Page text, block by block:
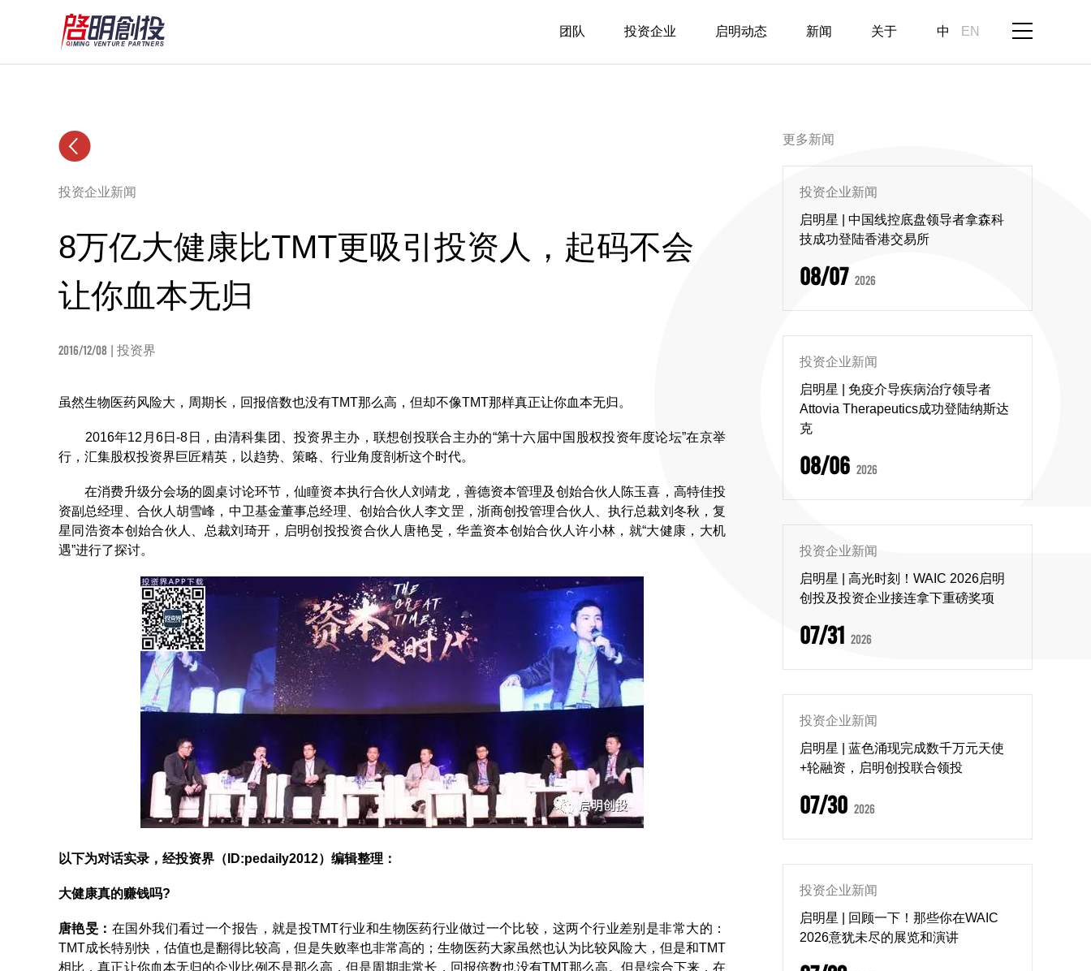
中 EN
团队 投资企业 启明动态 新闻 关于
投资企业新闻
8万亿大健康比TMT更吸引投资人，起码不会
让你血本无归
2016/12/08 | 投资界
虽然生物医药风险大，周期长，回报倍数也没有TMT那么高，但却不像TMT那样真正让你血本无归。
2016年12月6日-8日，由清科集团、投资界主办，联想创投联合主办的“第十六届中国股权投资年度论坛”在京举
行，汇集股权投资界巨匠精英，以趋势、策略、行业角度剖析这个时代。
在消费升级分会场的圆桌讨论环节，仙瞳资本执行合伙人刘靖龙，善德资本管理及创始合伙人陈玉喜，高特佳投
资副总经理、合伙人胡雪峰，中卫基金董事总经理、创始合伙人李文罡，浙商创投管理合伙人、执行总裁刘冬秋，复
星同浩资本创始合伙人、总裁刘琦开，启明创投投资合伙人唐艳旻，华盖资本创始合伙人许小林，就“大健康，大机
遇”进行了探讨。
以下为对话实录，经投资界（ ID:pedaily2012）编辑整理：
大健康真的赚钱吗?
唐艳旻 ： 在国外我们看过一个报告，就是投TMT行业和生物医药行业做过一个比较，这两个行业差别是非常大的：
TMT成长特别快，估值也是翻得比较高，但是失败率也非常高的；生物医药大家虽然也认为比较风险大，但是和TMT
相比，真正让你血本无归的企业比例不是那么高，但是周期非常长，回报倍数也没有TMT那么高。但是综合下来，在
更多新闻
投资企业新闻
启明星 | 中国线控底盘领导者拿森科
技成功登陆香港交易所
08/07 2026
投资企业新闻
启明星 | 免疫介导疾病治疗领导者
Attovia Therapeutics成功登陆纳斯达
克
08/06 2026
投资企业新闻
启明星 | 高光时刻！WAIC 2026启明
创投及投资企业接连拿下重磅奖项
07/31 2026
投资企业新闻
启明星 | 蓝色涌现完成数千万元天使
+轮融资，启明创投联合领投
07/30 2026
投资企业新闻
启明星 | 回顾一下！那些你在WAIC
2026意犹未尽的展览和演讲